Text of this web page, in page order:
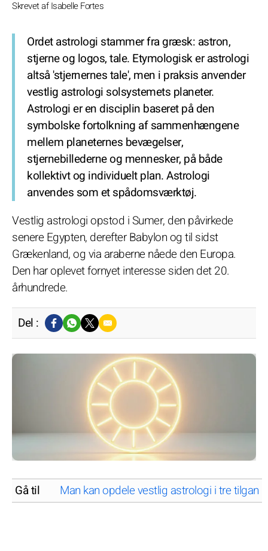
Skrevet af Isabelle Fortes
Ordet astrologi stammer fra græsk: astron,
stjerne og logos, tale. Etymologisk er astrologi
altså 'stjernernes tale', men i praksis anvender
vestlig astrologi solsystemets planeter.
Astrologi er en disciplin baseret på den
symbolske fortolkning af sammenhængene
mellem planeternes bevægelser,
stjernebillederne og mennesker, på både
kollektivt og individuelt plan. Astrologi
anvendes som et spådomsværktøj.
Vestlig astrologi opstod i Sumer, den påvirkede
senere Egypten, derefter Babylon og til sidst
Grækenland, og via araberne nåede den Europa.
Den har oplevet fornyet interesse siden det 20.
århundrede.
Del :
Gå til Man kan opdele vestlig astrologi i tre